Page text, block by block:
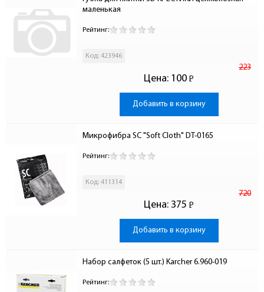
маленькая
Рейтинг:
Код: 423946
Цена:
223
100 Р
-
Добавить в корзину
Микрофибра SC "Soft Cloth" DT-0165
Рейтинг:
Код: 411314
Цена:
720
375 Р
-
Добавить в корзину
Набор салфеток (5 шт.) Karcher 6.960-019
Рейтинг: